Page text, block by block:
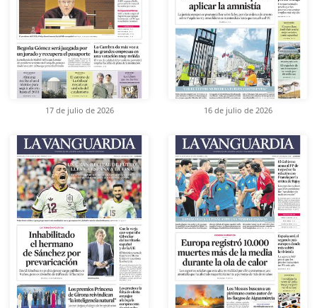
17 de julio de 2026 16 de julio de 2026